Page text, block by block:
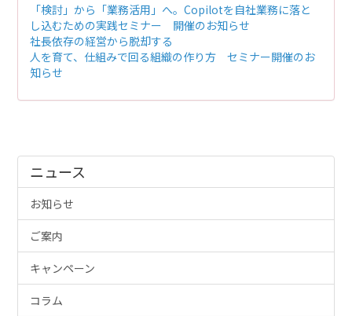
「検討」から「業務活用」へ。Copilotを自社業務に落と
し込むための実践セミナー 開催のお知らせ
社長依存の経営から脱却する
人を育て、仕組みで回る組織の作り方 セミナー開催のお
知らせ
ニュース
お知らせ
ご案内
キャンペーン
コラム